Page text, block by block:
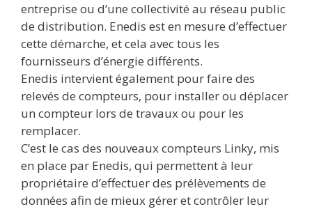
entreprise ou d’une collectivité au réseau public
de distribution. Enedis est en mesure d’effectuer
cette démarche, et cela avec tous les
fournisseurs d’énergie différents.
Enedis intervient également pour faire des
relevés de compteurs, pour installer ou déplacer
un compteur lors de travaux ou pour les
remplacer.
C’est le cas des nouveaux compteurs Linky, mis
en place par Enedis, qui permettent à leur
propriétaire d’effectuer des prélèvements de
données afin de mieux gérer et contrôler leur